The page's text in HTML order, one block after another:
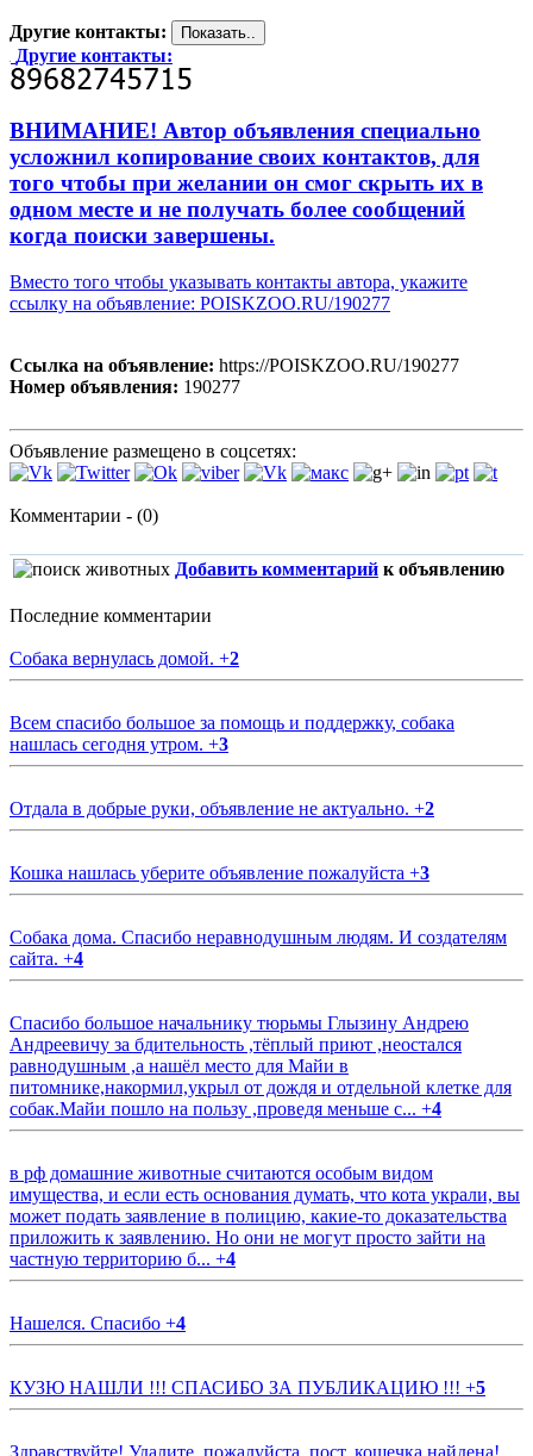
Другие контакты:
Другие контакты:
ВНИМАНИЕ! Автор объявления специально
усложнил копирование своих контактов, для
того чтобы при желании он смог скрыть их в
одном месте и не получать более сообщений
когда поиски завершены.
Вместо того чтобы указывать контакты автора, укажите
ссылку на объявление: POISKZOO.RU/190277
Ссылка на объявление: https://POISKZOO.RU/190277
Номер объявления: 190277
Объявление размещено в соцсетях:
Комментарии - (0)
Добавить комментарий к объявлению
Последние комментарии
Собака вернулась домой. +2
Всем спасибо большое за помощь и поддержку, собака
нашлась сегодня утром. +3
Отдала в добрые руки, объявление не актуально. +2
Кошка нашлась уберите объявление пожалуйста +3
Собака дома. Спасибо неравнодушным людям. И создателям
сайта. +4
Спасибо большое начальнику тюрьмы Глызину Андрею
Андреевичу за бдительность ,тёплый приют ,неостался
равнодушным ,а нашёл место для Майи в
питомнике,накормил,укрыл от дождя и отдельной клетке для
собак.Майи пошло на пользу ,проведя меньше с... +4
в рф домашние животные считаются особым видом
имущества, и если есть основания думать, что кота украли, вы
может подать заявление в полицию, какие-то доказательства
приложить к заявлению. Но они не могут просто зайти на
частную территорию б... +4
Нашелся. Спасибо +4
КУЗЮ НАШЛИ !!! СПАСИБО ЗА ПУБЛИКАЦИЮ !!! +5
Здравствуйте! Удалите, пожалуйста, пост, кошечка найдена!